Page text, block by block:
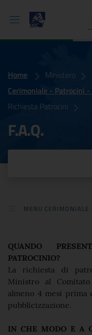
Home
Ministero
Cerimoniale - Patrocini
Richiesta Patrocini
F.A.Q.
F.A.Q.
MENU
QUANDO
PATROCINIO?
La richiesta di
Ministro al
almeno 4 mesi prima
pubblicizzazione.
IN CHE MODO E A